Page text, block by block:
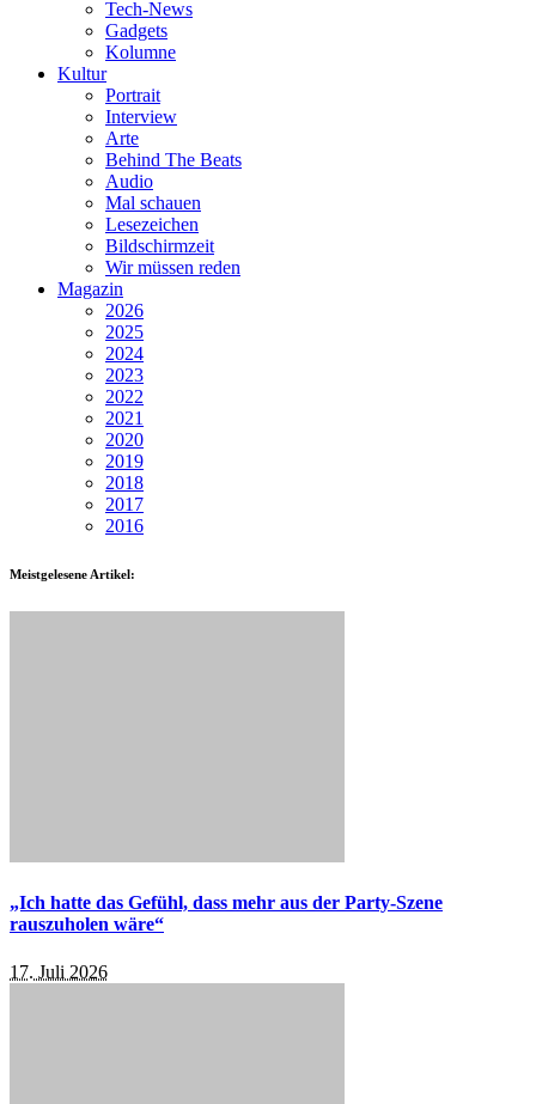
Tech-News
Gadgets
Kolumne
Kultur
Portrait
Interview
Arte
Behind The Beats
Audio
Mal schauen
Lesezeichen
Bildschirmzeit
Wir müssen reden
Magazin
2026
2025
2024
2023
2022
2021
2020
2019
2018
2017
2016
Meistgelesene Artikel:
„Ich hatte das Gefühl, dass mehr aus der Party-Szene
rauszuholen wäre“
17. Juli 2026